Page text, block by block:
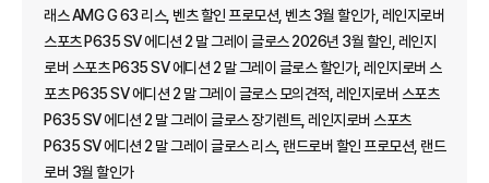
래스 AMG G 63 리스, 벤츠 할인 프로모션, 벤츠 3월 할인가, 레인지로버
스포츠 P635 SV 에디션 2 말 그레이 글로스 2026년 3월 할인, 레인지
로버 스포츠 P635 SV 에디션 2 말 그레이 글로스 할인가, 레인지로버 스
포츠 P635 SV 에디션 2 말 그레이 글로스 모의견적, 레인지로버 스포츠
P635 SV 에디션 2 말 그레이 글로스 장기렌트, 레인지로버 스포츠
P635 SV 에디션 2 말 그레이 글로스 리스, 랜드로버 할인 프로모션, 랜드
로버 3월 할인가